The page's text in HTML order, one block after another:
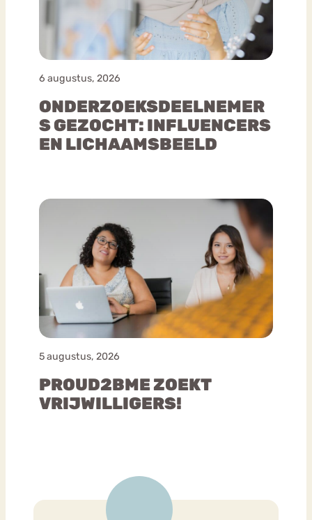
6 augustus, 2026
ONDERZOEKSDEELNEMER
S GEZOCHT: INFLUENCERS
EN LICHAAMSBEELD
5 augustus, 2026
PROUD2BME ZOEKT
VRIJWILLIGERS!